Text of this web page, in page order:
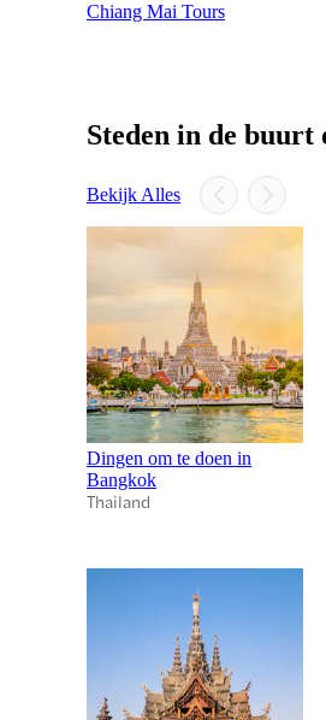
Chiang Mai Tours
Steden in de buurt
Bekijk Alles
Dingen om te doen in
Bangkok
Thailand